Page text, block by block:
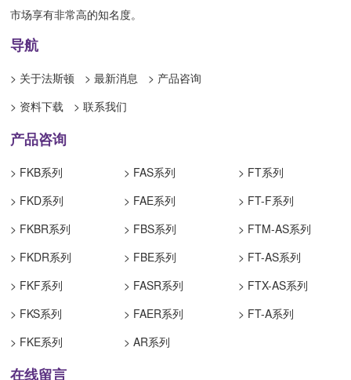
市场享有非常高的知名度。
导航
> 关于法斯顿 > 最新消息
> 产品咨询
> 资料下载
> 联系我们
产品咨询
> FKB系列
> FKD系列
> FKBR系列
> FKDR系列
> FKF系列
> FKS系列
> FKE系列
> FAS系列
> FAE系列
> FBS系列
> FBE系列
> FASR系列
> FAER系列
> AR系列
> FT系列
> FT-F系列
> FTM-AS系列
> FT-AS系列
> FTX-AS系列
> FT-A系列
在线留言